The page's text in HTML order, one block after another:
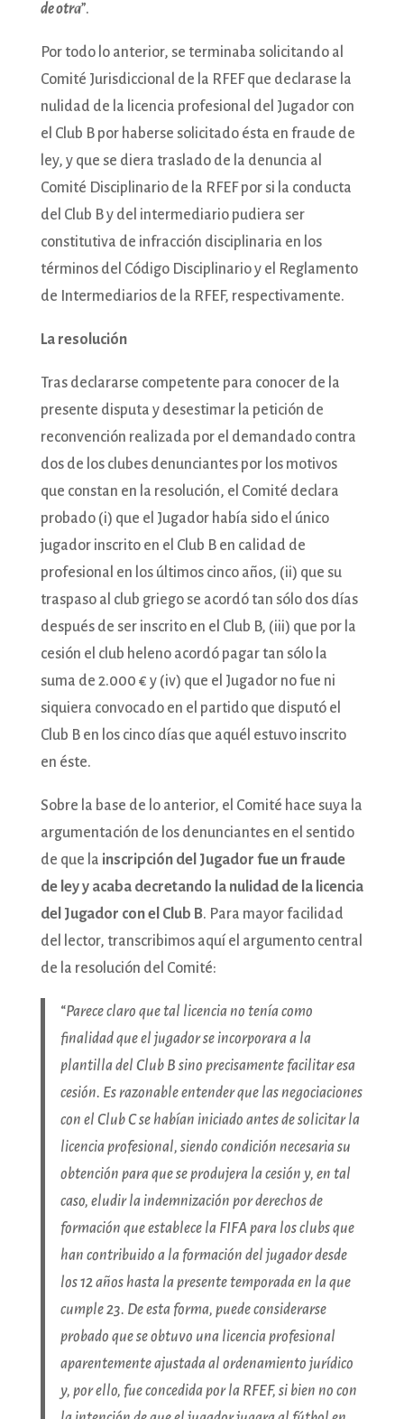
de otra”.
Por todo lo anterior, se terminaba solicitando al
Comité Jurisdiccional de la RFEF que declarase la
nulidad de la licencia profesional del Jugador con
el Club B por haberse solicitado ésta en fraude de
ley, y que se diera traslado de la denuncia al
Comité Disciplinario de la RFEF por si la conducta
del Club B y del intermediario pudiera ser
constitutiva de infracción disciplinaria en los
términos del Código Disciplinario y el Reglamento
de Intermediarios de la RFEF, respectivamente.
La resolución
Tras declararse competente para conocer de la
presente disputa y desestimar la petición de
reconvención realizada por el demandado contra
dos de los clubes denunciantes por los motivos
que constan en la resolución, el Comité declara
probado (i) que el Jugador había sido el único
jugador inscrito en el Club B en calidad de
profesional en los últimos cinco años, (ii) que su
traspaso al club griego se acordó tan sólo dos días
después de ser inscrito en el Club B, (iii) que por la
cesión el club heleno acordó pagar tan sólo la
suma de 2.000 € y (iv) que el Jugador no fue ni
siquiera convocado en el partido que disputó el
Club B en los cinco días que aquél estuvo inscrito
en éste.
Sobre la base de lo anterior, el Comité hace suya la
argumentación de los denunciantes en el sentido
de que la inscripción del Jugador fue un fraude
de ley y acaba decretando la nulidad de la licencia
del Jugador con el Club B. Para mayor facilidad
del lector, transcribimos aquí el argumento central
de la resolución del Comité:
“Parece claro que tal licencia no tenía como
finalidad que el jugador se incorporara a la
plantilla del Club B sino precisamente facilitar esa
cesión. Es razonable entender que las negociaciones
con el Club C se habían iniciado antes de solicitar la
licencia profesional, siendo condición necesaria su
obtención para que se produjera la cesión y, en tal
caso, eludir la indemnización por derechos de
formación que establece la FIFA para los clubs que
han contribuido a la formación del jugador desde
los 12 años hasta la presente temporada en la que
cumple 23. De esta forma, puede considerarse
probado que se obtuvo una licencia profesional
aparentemente ajustada al ordenamiento jurídico
y, por ello, fue concedida por la RFEF, si bien no con